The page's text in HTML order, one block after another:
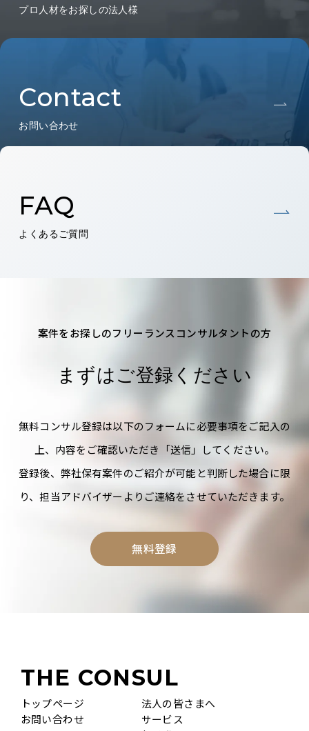
プロ人材をお探しの法人様
Contact
お問い合わせ
FAQ
よくあるご質問
案件をお探しのフリーランスコンサルタントの方
まずはご登録ください
無料コンサル登録は以下のフォームに必要事項をご記入の
上、内容をご確認いただき「送信」してください。
登録後、弊社保有案件のご紹介が可能と判断した場合に限
り、担当アドバイザーよりご連絡をさせていただきます。
無料登録
THE CONSUL
トップページ
法人の皆さまへ
お問い合わせ
サービス